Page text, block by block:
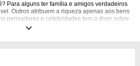
Para alguns ter família e amigos verdadeiros
Outros atribuem a riqueza apenas aos bens
pensadores e celebridades tem a dizer sobre
de nossas riquezas.